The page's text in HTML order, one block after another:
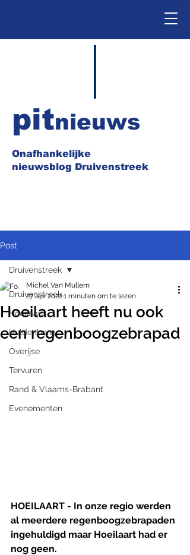
Onafhankelijke
nieuwsblog Druivenstreek
pitnieuws
Post
Druivenstreek
Hoeilaart
Huldenberg
Overijse
Tervuren
Rand & Vlaams-Brabant
Evenementen
Druivenstreek
Hoeilaart heeft nu ook
een regenboogzebrapad
Michel Van Mullem
27 apr 20221 minuten om te lezen
HOEILAART - In onze regio werden
al meerdere regenboogzebrapaden
ingehuldigd maar Hoeilaart had er
nog geen.